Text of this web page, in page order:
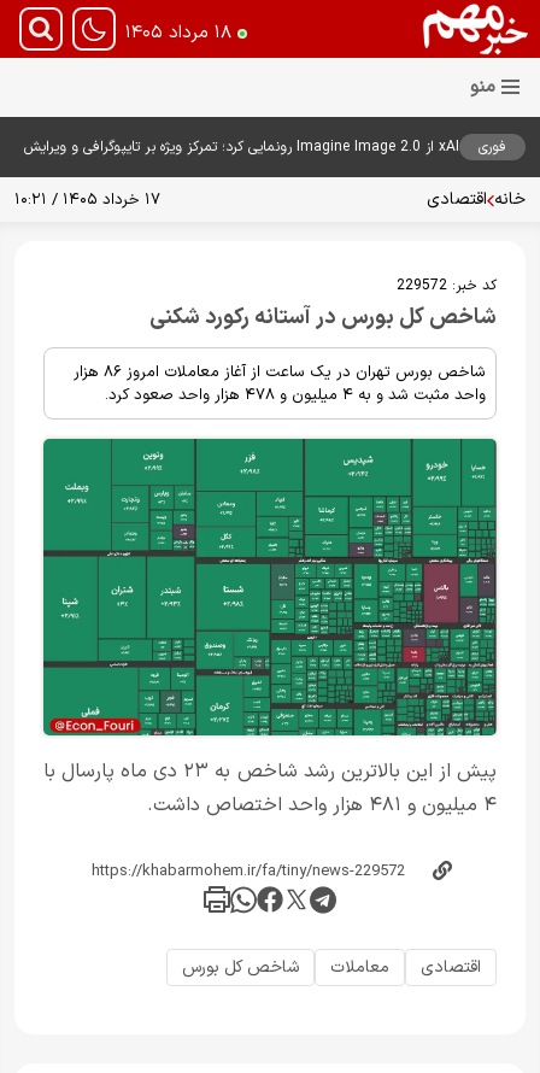
۱۸ مرداد ۱۴۰۵
فوری
xAI از Imagine Image 2.0 رونمایی کرد؛ تمرکز ویژه بر تایپوگرافی و ویرایش
خانه اقتصادی ۱۷ خرداد ۱۴۰۵ / ۱۰:۲۱
کد خبر: 229572
شاخص کل بورس در آستانه رکورد شکنی
شاخص بورس تهران در یک ساعت از آغاز معاملات امروز ۸۶ هزار
واحد مثبت شد و به ۴ میلیون و ۴۷۸ هزار واحد صعود کرد.
پیش از این بالاترین رشد شاخص به ۲۳ دی ماه پارسال با
۴ میلیون و ۴۸۱ هزار واحد اختصاص داشت.
اقتصادی معاملات شاخص کل بورس